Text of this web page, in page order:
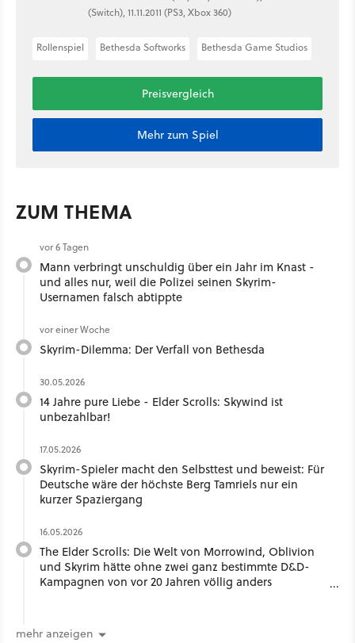
(Switch), 11.11.2011 (PS3, Xbox 360)
Rollenspiel Bethesda Softworks Bethesda Game Studios
Preisvergleich
Mehr zum Spiel
ZUM THEMA
vor 6 Tagen
Mann verbringt unschuldig über ein Jahr im Knast -
und alles nur, weil die Polizei seinen Skyrim-
Usernamen falsch abtippte
vor einer Woche
Skyrim-Dilemma: Der Verfall von Bethesda
30.05.2026
14 Jahre pure Liebe - Elder Scrolls: Skywind ist
unbezahlbar!
17.05.2026
Skyrim-Spieler macht den Selbsttest und beweist: Für
Deutsche wäre der höchste Berg Tamriels nur ein
kurzer Spaziergang
16.05.2026
The Elder Scrolls: Die Welt von Morrowind, Oblivion
und Skyrim hätte ohne zwei ganz bestimmte D&D-
Kampagnen von vor 20 Jahren völlig anders
mehr anzeigen